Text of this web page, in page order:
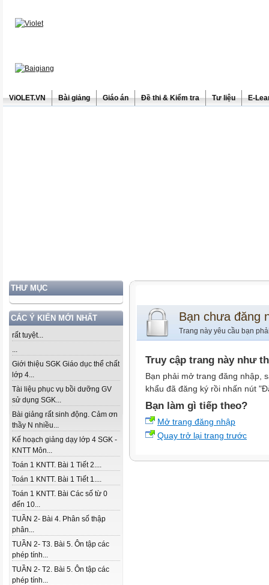
ViOLET.VN Bài giảng Giáo án Đề thi & Kiểm tra Tư liệu E-
THƯ MỤC
CÁC Ý KIẾN MỚI NHẤT
rất tuyệt...
...
Giới thiệu SGK Giáo dục thể chất
lớp 4...
Tài liệu phục vụ bồi dưỡng GV
sử dụng SGK...
Bài giảng rất sinh động. Cảm ơn
thầy N nhiều...
Kế hoạch giảng dạy lớp 4 SGK -
KNTT Môn...
Toán 1 KNTT. Bài 1 Tiết 2....
Toán 1 KNTT. Bài 1 Tiết 1....
Toán 1 KNTT. Bài Các số từ 0
đến 10...
TUẦN 2- Bài 4. Phân số thập
phân...
TUẦN 2- T3. Bài 5. Ôn tập các
phép tính...
TUẦN 2- T2. Bài 5. Ôn tập các
phép tính...
Bạn chưa đăng
Trang này yêu cầu bạn
Truy cập trang này như
Bạn phải mở trang đăng nhập,
khẩu đã đăng ký rồi nhấn nút
Bạn làm gì tiếp theo?
Mở trang đăng nhập
Quay trở lại trang trước